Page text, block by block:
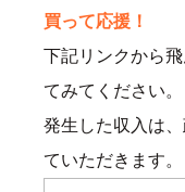
買って応援！
下記リンクから
てみてください。
発生した収入は
ていただきます。